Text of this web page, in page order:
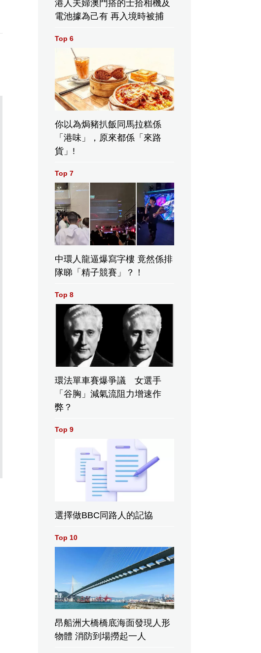
鍾翠詩IG圖片
港人夫婦澳門搭的士拾相機及
電池據為己有 再入境時被捕
Top 6
你以為焗豬扒飯同馬拉糕係
「港味」，原來都係「來路
貨」!
Top 7
中環人龍逼爆寫字樓 竟然係排
隊睇「精子競賽」？！
Top 8
環法單車賽爆爭議 女選手
「谷胸」減氣流阻力增速作
弊？
Top 9
選擇做BBC同路人的記協
Top 10
昂船洲大橋橋底海面發現人形
物體 消防到場撈起一人